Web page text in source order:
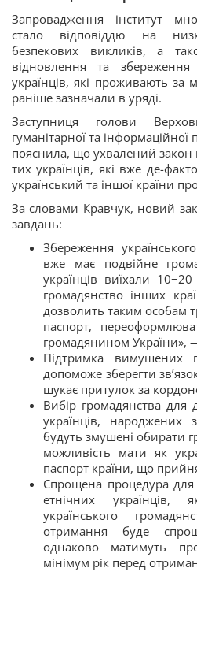
Запровадження інститут
стало відповіддю на
безпекових викликів, а
відновлення та
українців, які проживають
раніше зазначали в уряді.
Заступниця голови
гуманітарної та інформаційної
пояснила, що ухвалений
тих українців, які вже де-
український та іншої країни
За словами Кравчук, новий
завдань:
Збереження
вже має подвійне
українців виїхали
громадянство інших
дозволить таким особам
паспорт,
громадянином України»,
Підтримка вимушених
допоможе зберегти
шукає притулок за
Вибір громадянства для
українців,
будуть змушені обирати
можливість мати як
паспорт країни, що
Спрощена процедура для
етнічних
українського
отримання буде
однаково матимуть
мінімум рік перед